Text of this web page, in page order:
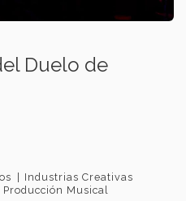
Duelo de
Industrias Creativas
Musical